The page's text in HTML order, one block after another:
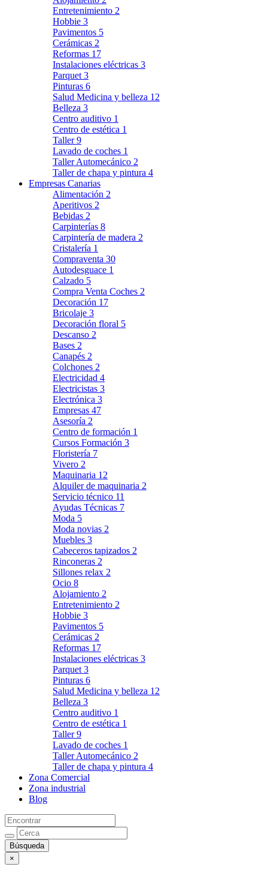
Entretenimiento 2
Hobbie 3
Pavimentos 5
Cerámicas 2
Reformas 17
Instalaciones eléctricas 3
Parquet 3
Pinturas 6
Salud Medicina y belleza 12
Belleza 3
Centro auditivo 1
Centro de estética 1
Taller9
Lavado de coches 1
Taller Automecánico 2
Taller de chapa y pintura 4
Empresas Canarias
Alimentación 2
Aperitivos 2
Bebidas 2
Carpinterías 8
Carpintería de madera 2
Cristalería 1
Compraventa 30
Autodesguace 1
Calzado 5
Compra Venta Coches 2
Decoración 17
Bricolaje 3
Decoración floral 5
Descanso 2
Bases 2
Canapés 2
Colchones 2
Electricidad 4
Electricistas 3
Electrónica 3
Empresas 47
Asesoría 2
Centro de formación 1
Cursos Formación 3
Floristería 7
Vivero 2
Maquinaria 12
Alquiler de maquinaria 2
Servicio técnico 11
Ayudas Técnicas 7
Moda 5
Moda novias 2
Muebles 3
Cabeceros tapizados 2
Rinconeras 2
Sillones relax 2
Ocio 8
Alojamiento 2
Entretenimiento 2
Hobbie 3
Pavimentos 5
Cerámicas 2
Reformas 17
Instalaciones eléctricas 3
Parquet 3
Pinturas 6
Salud Medicina y belleza 12
Belleza 3
Centro auditivo 1
Centro de estética 1
Taller9
Lavado de coches 1
Taller Automecánico 2
Taller de chapa y pintura 4
Zona Comercial
Zona industrial
Blog
×